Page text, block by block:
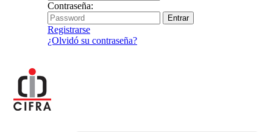
Contraseña:
Registrarse
¿Olvidó su contraseña?